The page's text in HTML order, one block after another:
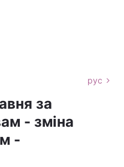
рус
за
- зміна
-